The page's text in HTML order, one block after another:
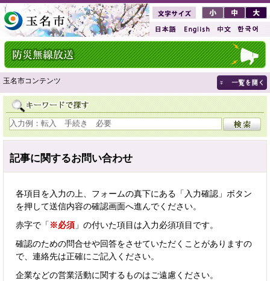
玉名市コンテンツ
記事に関するお問い合わせ
各項目を入力の上、フォームの真下にある「入力確認」ボタン
を押して送信内容の確認画面へ進んでください。
赤字で「 ※必須 」の付いた項目は入力必須項目です。
確認のための問合せや回答をさせていただくことがありますの
で、連絡先は正確にご記入ください。
企業などの営業活動に関するものはご遠慮ください。